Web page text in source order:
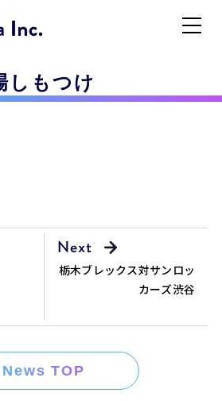
しもつけ
栃木ブレックス対サンロッ
カーズ渋谷
News TOP